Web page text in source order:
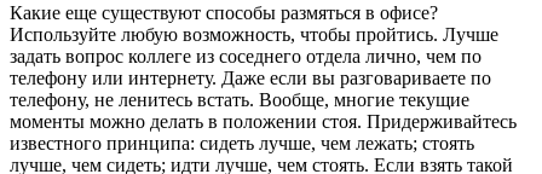
Какие еще существуют способы размяться в офисе?
Используйте любую возможность, чтобы пройтись. Лучше
задать вопрос коллеге из соседнего отдела лично, чем по
телефону или интернету. Даже если вы разговариваете по
телефону, не ленитесь встать. Вообще, многие текущие
моменты можно делать в положении стоя. Придерживайтесь
известного принципа: сидеть лучше, чем лежать; стоять
лучше, чем сидеть; идти лучше, чем стоять. Если взять такой